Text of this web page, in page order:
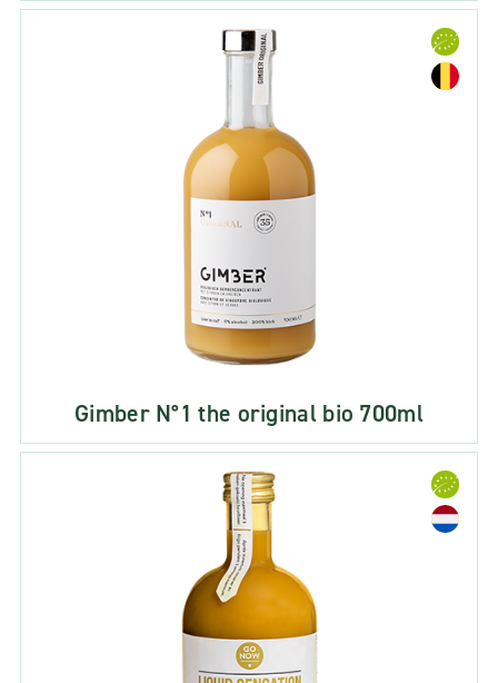
Gimber N°1 the original bio 700ml